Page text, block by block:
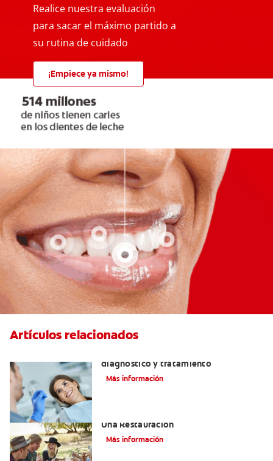
Realice nuestra evaluación
para sacar el máximo partido a
su rutina de cuidado
¡Empiece ya mismo!
Artículos relacionados
diagnóstico y tratamiento
Más información
Una Restauración
Más información